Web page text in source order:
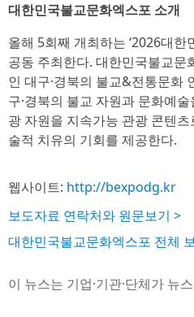
대한민국불교문화엑스포 소개
올해 5회째 개최하는 ‘2026대
공동 주최한다. 대한민국불교
인 대구·경북의 불교&전통문화
구·경북의 불교 자원과 문화예
광 자원을 지속가능 관광 콘텐
술적 치유의 기회를 제공한다.
웹사이트: http://bexpodg.kr
보도자료 연락처와 원문보기 >
대한민국불교문화엑스포 전체
이 뉴스는 기업·기관·단체가 뉴